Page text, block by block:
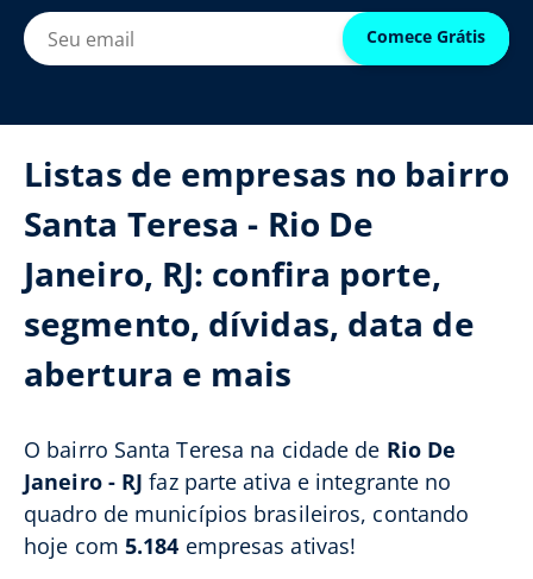
Comece Grátis
Listas de empresas no bairro
Santa Teresa - Rio De
Janeiro, RJ: confira porte,
segmento, dívidas, data de
abertura e mais
O bairro Santa Teresa na cidade de Rio De
Janeiro - RJ faz parte ativa e integrante no
quadro de municípios brasileiros, contando
hoje com 5.184 empresas ativas!